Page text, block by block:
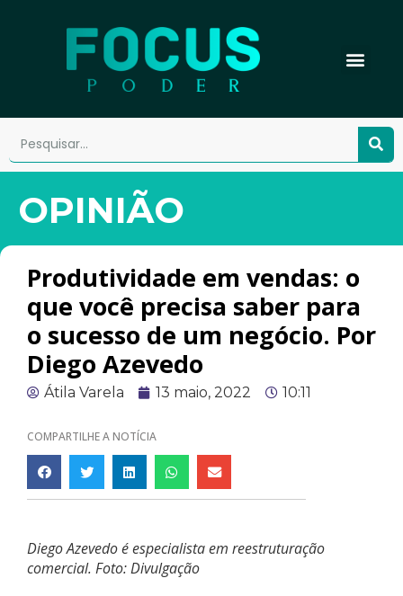
OPINIÃO
Produtividade em vendas: o
que você precisa saber para
o sucesso de um negócio. Por
Diego Azevedo
Átila Varela 13 maio, 2022 10:11
COMPARTILHE A NOTÍCIA
Diego Azevedo é especialista em reestruturação
comercial. Foto: Divulgação